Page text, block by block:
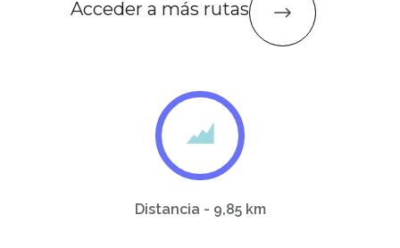
Acceder a más rutas
Distancia - 9,85 km